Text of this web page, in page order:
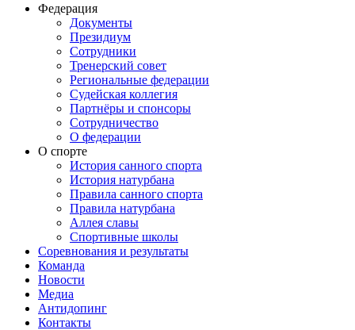
Федерация
Документы
Президиум
Сотрудники
Тренерский совет
Региональные федерации
Судейская коллегия
Партнёры и спонсоры
Сотрудничество
О федерации
О спорте
История санного спорта
История натурбана
Правила санного спорта
Правила натурбана
Аллея славы
Спортивные школы
Соревнования и результаты
Команда
Новости
Медиа
Антидопинг
Контакты